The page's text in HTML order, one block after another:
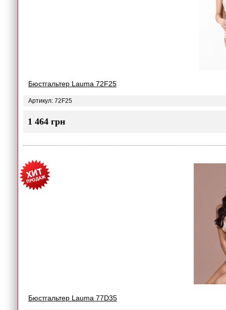
Бюстгальтер Lauma 72F25
Артикул: 72F25
1 464 грн
Бюстгальтер Lauma 77D35